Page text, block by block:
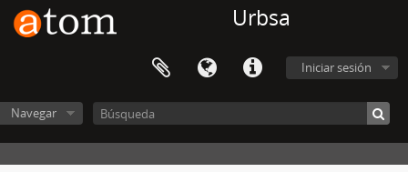
Urbsa
Iniciar sesión
Navegar